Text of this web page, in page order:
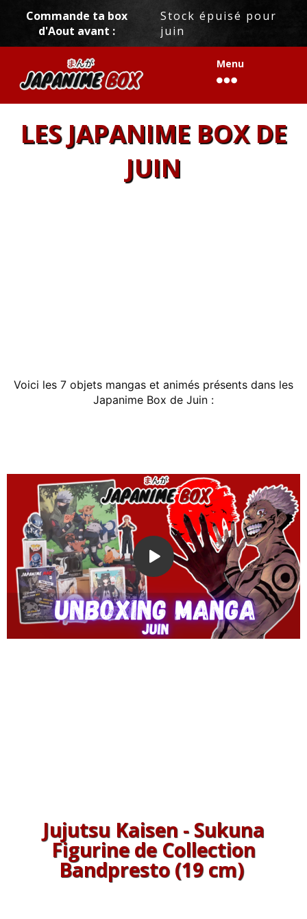
Commande ta box
d'Aout avant :
Stock épuisé pour
juin
Menu
LES JAPANIME BOX DE
JUIN
Voici les 7 objets mangas et animés présents dans les
Japanime Box de Juin :
Jujutsu Kaisen - Sukuna
Figurine de Collection
Bandpresto (19 cm)